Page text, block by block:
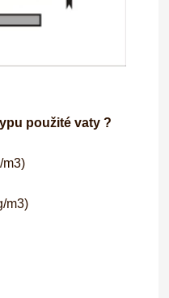
použité vaty ?
m3)
m3)